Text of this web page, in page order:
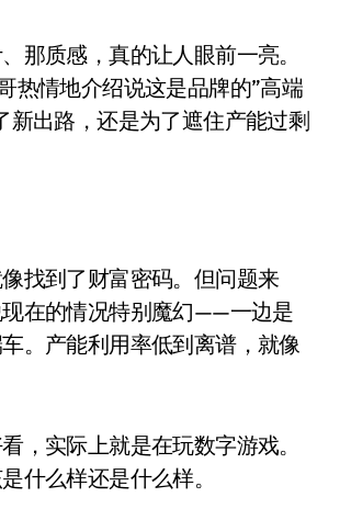
500e
屏！
情地介绍说这是品牌的”高端
新出路，还是为了遮住产能过剩
找到了财富密码。但问题来
在的情况特别魔幻——一边是
。产能利用率低到离谱，就像
，实际上就是在玩数字游戏。
什么样还是什么样。